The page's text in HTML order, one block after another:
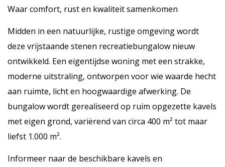
Waar comfort, rust en kwaliteit samenkomen
Midden in een natuurlijke, rustige omgeving wordt
deze vrijstaande stenen recreatiebungalow nieuw
ontwikkeld. Een eigentijdse woning met een strakke,
moderne uitstraling, ontworpen voor wie waarde hecht
aan ruimte, licht en hoogwaardige afwerking. De
bungalow wordt gerealiseerd op ruim opgezette kavels
met eigen grond, variërend van circa 400 m² tot maar
liefst 1.000 m².
Informeer naar de beschikbare kavels en